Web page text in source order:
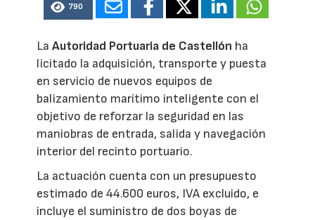
790
LaAutoridad Portuaria de Castellón ha
licitado la adquisición, transporte y puesta
en servicio de nuevos equipos de
balizamiento marítimo inteligente con el
objetivo de reforzar la seguridad en las
maniobras de entrada, salida y navegación
interior del recinto portuario.
La actuación cuenta con un presupuesto
estimado de 44.600 euros, IVA excluido, e
incluye el suministro de dos boyas de